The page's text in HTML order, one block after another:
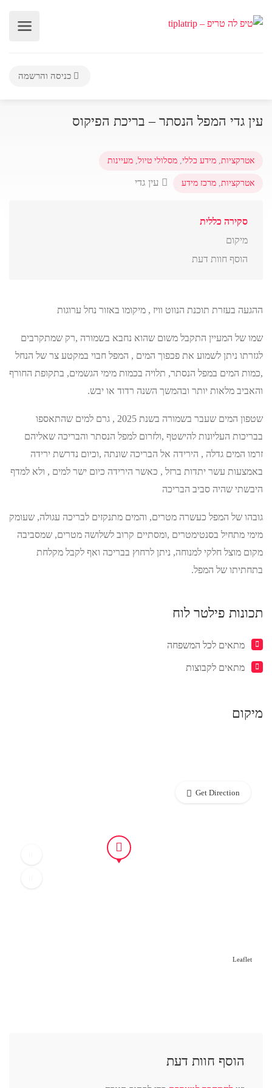
כניסה והרשמה
עין גדי המפל הנסתר – בריכת הפיקוס
אטרקציות, מידע כללי, מסלולי טיול, מעיינות
אטרקציות, מרכז מידע עין גדי
סקירה כללית
מיקום
הוסף חוות דעת
ההגעה בעזרת תוכנת הנווט וויז , מיקומו באזור נחל ערוגות
שמו של המעיין התקבל משום שהוא נחבא בשמורה ,רק שמתקרבים
לגזרתו ניתן לשמוע את פכפוך המים , המפל חבוי במקטע צר של הנחל
,כמות המים במפל הנסתר, תלויה בכמות מימי הגשמים, בתקופת החורף
והאביב מלאות יותר ובהמשך השנה רדוד או יבש.
שטפון המים שעבר בשמורה בשנת 2025 , גרם למים שהתאספו
בבריכות העליונות להישטף ,ולזרום למפל הנסתר והבריכה שאליהם
זרמו המים גדלה , הירידה אל הבריכה שונתה ,וכיום נדרשת ירידה
באמצעות עשר יתדות ברזל , כאשר הירידה כיום ישר למים , ולא למדף
היבשתי שהיה סביב הבריכה
גובהו של המפל כעשרה מטרים, והמים מתנקזים לבריכה עגולה, שעומק
מימי מתחיל בסנטימטרים ,ומסתיים קרוב לשלושה מטרים, שמסביבה
מקום מוצל חלקי למנוחה, ניתן לרחוץ בבריכה ואף לקבל מקלחת
בתחתיתו של המפל.
תכונות פילטר לוח
מתאים לכל המשפחה
מתאים לקבוצות
מיקום
Leaflet
Get Direction
הוסף חוות דעת